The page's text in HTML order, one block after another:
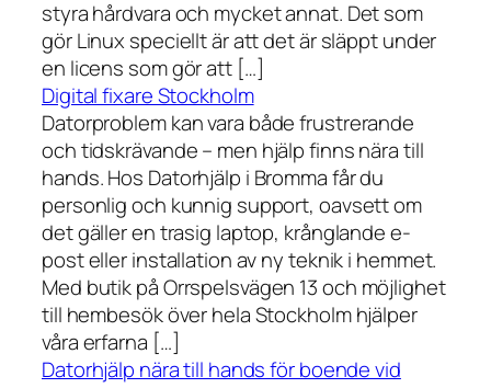
styra hårdvara och mycket annat. Det som
gör Linux speciellt är att det är släppt under
en licens som gör att […]
Digital fixare Stockholm
Datorproblem kan vara både frustrerande
och tidskrävande – men hjälp finns nära till
hands. Hos Datorhjälp i Bromma får du
personlig och kunnig support, oavsett om
det gäller en trasig laptop, krånglande e-
post eller installation av ny teknik i hemmet.
Med butik på Orrspelsvägen 13 och möjlighet
till hembesök över hela Stockholm hjälper
våra erfarna […]
Datorhjälp nära till hands för boende vid